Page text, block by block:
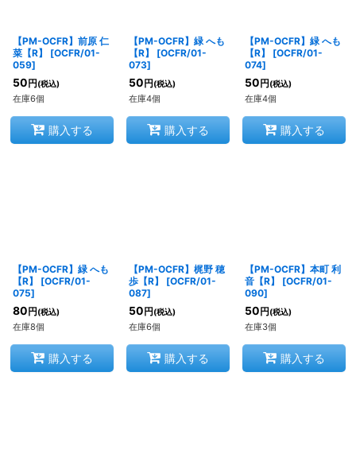
【PM-OCFR】前原 仁
菜【R】
[OCFR/01-
059]
50 円 (税込)
在庫6個
購入する
【PM-OCFR】緑 へも
【R】
[OCFR/01-
073]
50 円 (税込)
在庫4個
購入する
【PM-OCFR】緑 へも
【R】
[OCFR/01-
074]
50 円 (税込)
在庫4個
購入する
【PM-OCFR】緑 へも
【R】
[OCFR/01-
075]
80 円 (税込)
在庫8個
購入する
【PM-OCFR】梶野 穂
歩【R】
[OCFR/01-
087]
50 円 (税込)
在庫6個
購入する
【PM-OCFR】本町 利
音【R】
[OCFR/01-
090]
50 円 (税込)
在庫3個
購入する